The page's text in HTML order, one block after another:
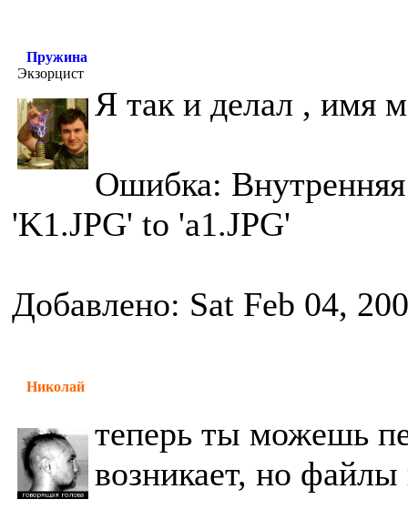
Пружина
Экзорцист
Я так и делал , имя
Ошибка:
'K1.JPG' to 'a1.JPG'
Добавлено: Sat Feb 04,
Николай
теперь ты можешь
возникает, но